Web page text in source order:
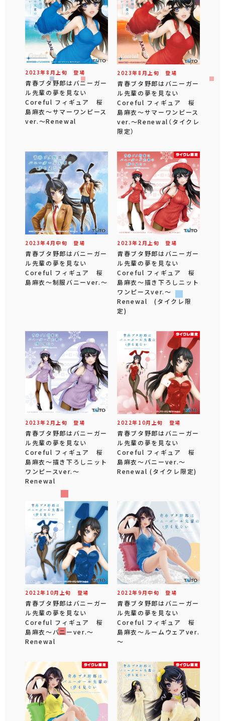
2023年8 月上旬 登場
青春ブタ野郎はバニーガー
ル先輩の夢を見ない
Coreful フィギュア 桜
島麻衣～サマーワンピース
ver.～Renewal
2023年8 月 上旬 登場
青春ブタ野郎はバニーガー
ル先輩の夢を見ない
Coreful フィギュア 桜
島麻衣～サマーワンピース
ver.～Renewal（タイクレ
限定）
2023年4 月中旬 登場
青春ブタ野郎はバニーガー
ル先輩の夢を見ない
Coreful フィギュア 桜
島麻衣～制服バニーver.～
2023年 2 月 上旬 登場
青春ブタ野郎はバニーガー
ル先輩の夢を見ない
Coreful フィギュア 桜
島麻衣～描き下ろしニット
ワンピースver.～
Renewal (タイクレ限
定)
2023年 2 月 上旬 登場
青春ブタ野郎はバニーガー
ル先輩の夢を見ない
Coreful フィギュア 桜
島麻衣～描き下ろしニット
ワンピースver.～
Renewal
2022年 10月 上旬 登場
青春ブタ野郎はバニーガー
ル先輩の夢を見ない
Coreful フィギュア 桜
島麻衣～バニーver.～
Renewal (タイクレ限定)
2022年 10月 上旬 登場
青春ブタ野郎はバニーガー
ル先輩の夢を見ない
Coreful フィギュア 桜
島麻衣～バニーver.～
Renewal
2022年9 月中旬 登場
青春ブタ野郎はバニーガー
ル先輩の夢を見ない
Coreful フィギュア 桜
島麻衣～ルームウェアver.
～